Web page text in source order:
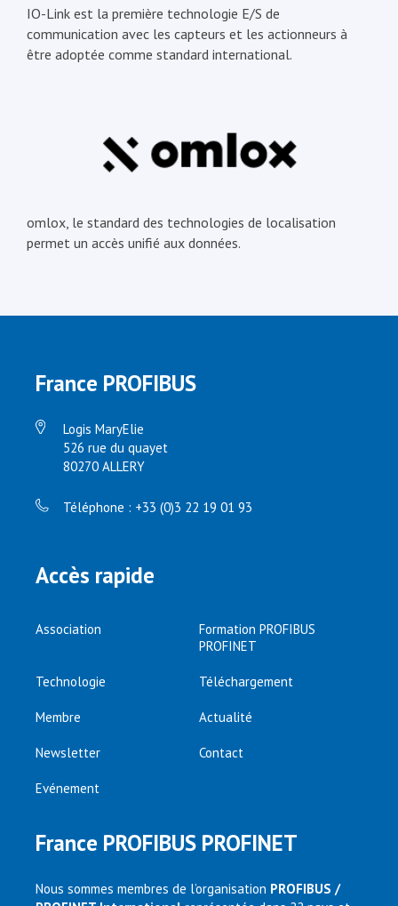
IO-Link est la première technologie E/S de
communication avec les capteurs et les actionneurs à
être adoptée comme standard international.
omlox, le standard des technologies de localisation
permet un accès unifié aux données.
France PROFIBUS
Logis MaryElie
526 rue du quayet
80270 ALLERY
Téléphone : +33 (0)3 22 19 01 93
Accès rapide
Association
Formation PROFIBUS
PROFINET
Technologie Téléchargement
Membre Actualité
Newsletter Contact
Evénement
France PROFIBUS PROFINET
Nous sommes membres de l’organisation PROFIBUS /